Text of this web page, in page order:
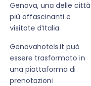
Genova, una delle città
più affascinanti e
visitate d’Italia.
Genovahotels.it può
essere trasformato in
una piattaforma di
prenotazioni